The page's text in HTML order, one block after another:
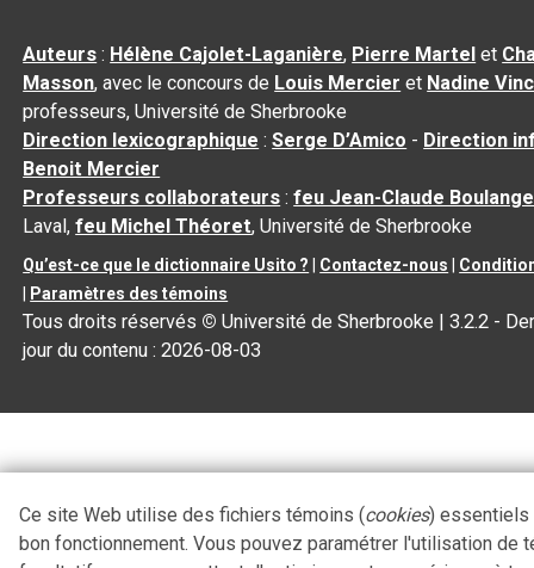
Auteurs : Hélène Cajolet-Laganière, Pierre Martel et
Masson, avec le concours de Louis Mercier et Nadine
professeurs, Université de Sherbrooke
Direction lexicographique :Serge D’Amico - Direction
Benoit Mercier
Professeurs collaborateurs :feu Jean-Claude
Laval,feu Michel Théoret, Université de Sherbrooke
Qu’est-ce que le dictionnaire Usito ? Contactez-nous
Paramètres des témoins
Tous droits réservés © Université de Sherbrooke |3.2.2 -
jour du contenu :2026-08-03
Ce site Web utilise des fichiers témoins (cookies) essentiels
bon fonctionnement. Vous pouvez paramétrer l'utilisation de